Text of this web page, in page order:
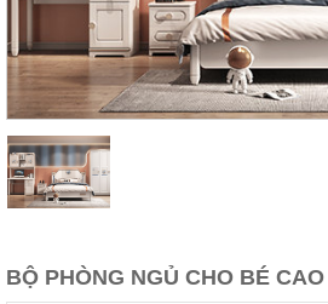
Phòng
Khách
Bàn
trà...
Nội
Phòng
Ngủ
BỘ PHÒNG NGỦ CHO BÉ